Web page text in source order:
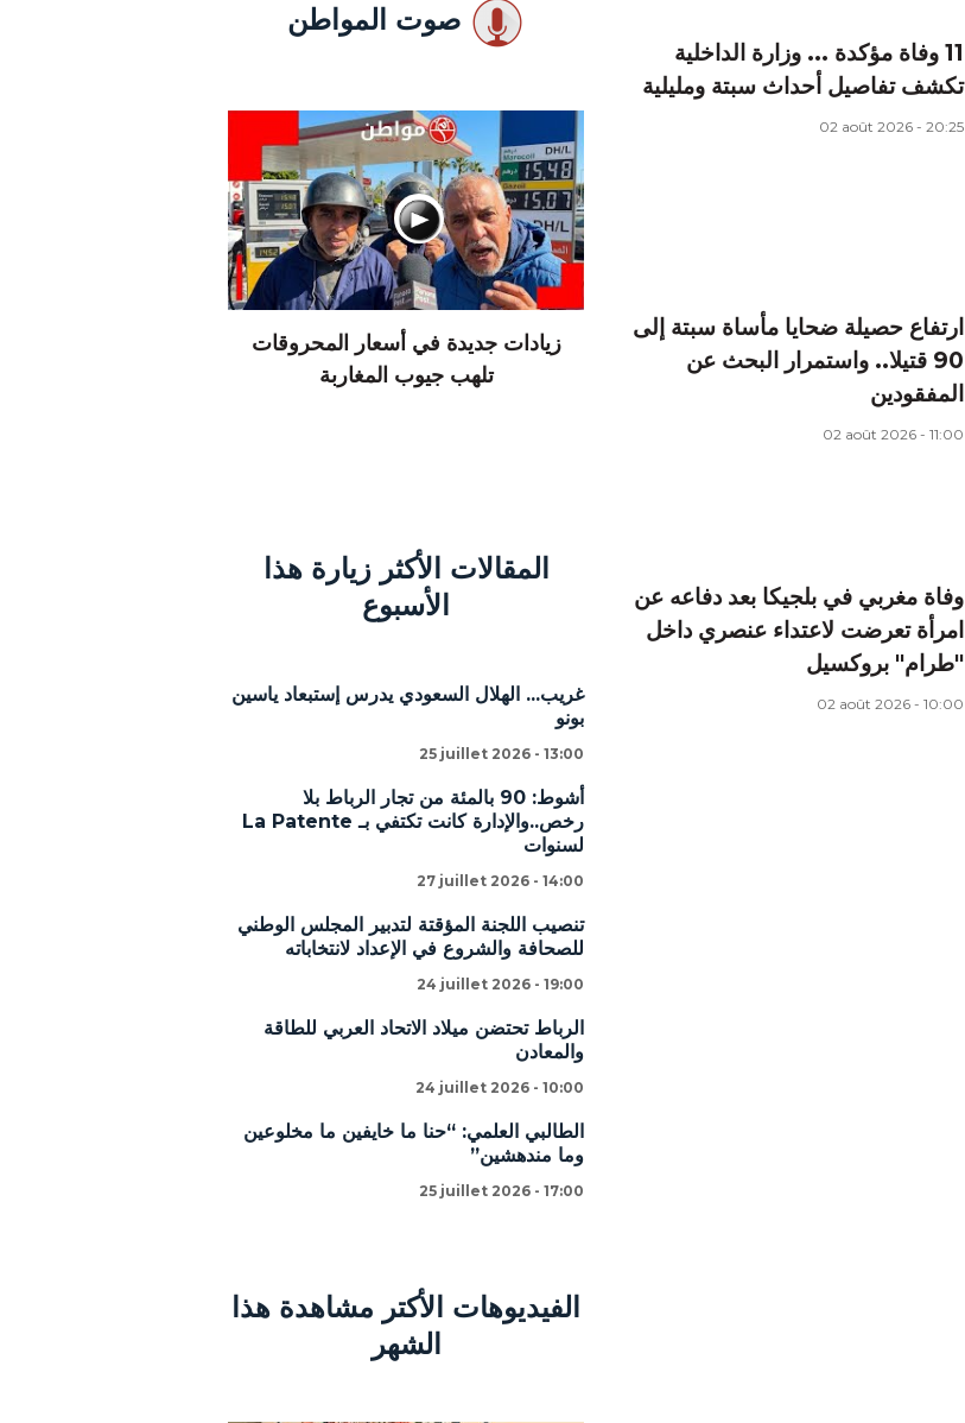
11 وفاة مؤكدة ... وزارة الداخلية
تكشف تفاصيل أحداث سبتة ومليلية
02 août 2026 - 20:25
ارتفاع حصيلة ضحايا مأساة سبتة إلى
90 قتيلا.. واستمرار البحث عن
المفقودين
02 août 2026 - 11:00
وفاة مغربي في بلجيكا بعد دفاعه عن
امرأة تعرضت لاعتداء عنصري داخل
"طرام" بروكسيل
02 août 2026 - 10:00
صوت المواطن
زيادات جديدة في أسعار المحروقات
تلهب جيوب المغاربة
المقالات الأكثر زيارة هذا
الأسبوع
غريب... الهلال السعودي يدرس إستبعاد ياسين
بونو
25 juillet 2026 - 13:00
أشوط: 90 بالمئة من تجار الرباط بلا
رخص..والإدارة كانت تكتفي بـ La Patente
لسنوات
27 juillet 2026 - 14:00
تنصيب اللجنة المؤقتة لتدبير المجلس الوطني
للصحافة والشروع في الإعداد لانتخاباته
24 juillet 2026 - 19:00
الرباط تحتضن ميلاد الاتحاد العربي للطاقة
والمعادن
24 juillet 2026 - 10:00
الطالبي العلمي: “حنا ما خايفين ما مخلوعين
وما مندهشين”
25 juillet 2026 - 17:00
الفيديوهات الأكتر مشاهدة هذا
الشهر